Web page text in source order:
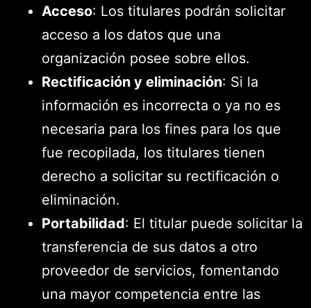
Acceso: Los titulares podrán solicitar
acceso a los datos que una
organización posee sobre ellos.
Rectificación y eliminación: Si la
información es incorrecta o ya no es
necesaria para los fines para los que
fue recopilada, los titulares tienen
derecho a solicitar su rectificación o
eliminación.
Portabilidad: El titular puede solicitar la
transferencia de sus datos a otro
proveedor de servicios, fomentando
una mayor competencia entre las